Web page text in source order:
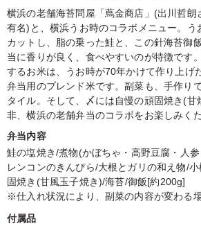
横浜の老舗海苔問屋「蔦金商店」(出川哲朗
有名)と、横浜うお時のコラボメニュー。う
カットし、脂の乗った鮭と、この針海苔御
当に香りが良く、食べやすいのが特徴です
するお米は、うお時が70年かけて作り上げ
弁当用のブレンド米です。副菜も、手作り
タイル。そして、〆には自慢の頑固焼き(甘
非、横浜の老舗弁当のコラボをお楽しみくだ
弁当内容
鮭の塩焼き/煮物(かぼちゃ・高野豆腐・人
レンコンのきんぴら/大根とガリの和え物/
固焼き(甘風玉子焼き)/海苔/御飯[約200g]
※仕入れ状況により、副菜の内容が変わる
付属品